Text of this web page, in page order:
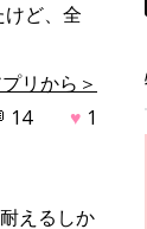
ど、全
リから＞
14 ♥ 1
えるしか